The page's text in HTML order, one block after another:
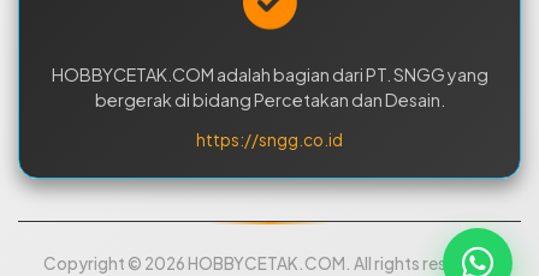
HOBBYCETAK.COM adalah bagian dari PT. SNGG yang
bergerak di bidang Percetakan dan Desain.
https://sngg.co.id
Copyright © 2026 HOBBYCETAK.COM. All rights reserved.